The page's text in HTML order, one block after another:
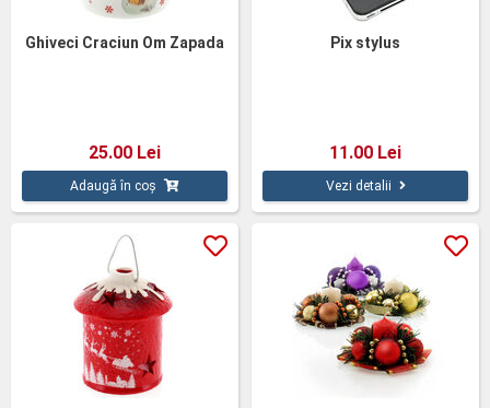
Ghiveci Craciun Om Zapada
25.00 Lei
Adaugă în coș
Pix stylus
11.00 Lei
Vezi detalii